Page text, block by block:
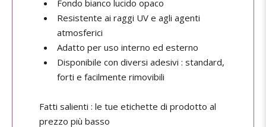
Fondo bianco lucido opaco
Resistente ai raggi UV e agli agenti
atmosferici
Adatto per uso interno ed esterno
Disponibile con diversi adesivi : standard,
forti e facilmente rimovibili
Fatti salienti : le tue etichette di prodotto al
prezzo più basso